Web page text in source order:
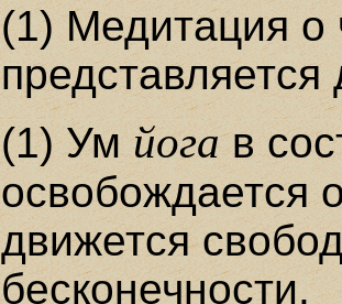
(1) Медитация о
(1) Умйогав
освобождается
движется
бесконечности.